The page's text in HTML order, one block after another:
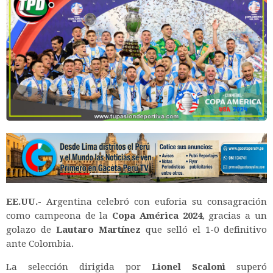
EE.UU.- Argentina celebró con euforia su consagración
como campeona de la Copa América 2024, gracias a un
golazo de Lautaro Martínez que selló el 1-0 definitivo
ante Colombia.
La selección dirigida por Lionel Scaloni superó